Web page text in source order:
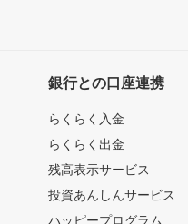
銀行との口座連携
らくらく入金
らくらく出金
残高表示サービス
投資あんしんサービス
ハッピープログラム